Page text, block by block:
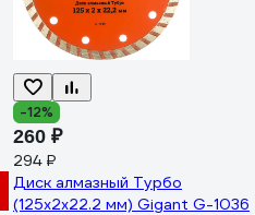
-12%
260 ₽
294 ₽
Диск алмазный Турбо
(125x2x22.2 мм) Gigant G-1036